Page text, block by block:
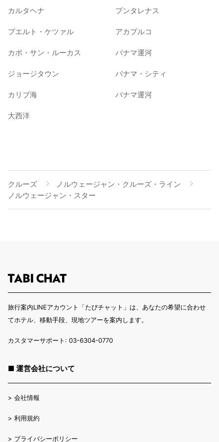
カルタヘナ プンタレナス
プエルト・ケツァル アカプルコ
カボ・サン・ルーカス パナマ運河
ジョージタウン パナマ・シティ
カリブ海 パナマ運河
大西洋
クルーズ
ノルウェージャン・クルーズ・ライン
ノルウェージャン・スター
旅行案内LINEアカウント「たびチャット」は、あなたの希望に合わせ
てホテル、移動手段、現地ツアーを案内します。
カスタマーサポート: 03-6304-0770
■ 運営会社について
> 会社情報
> 利用規約
> プライバシーポリシー